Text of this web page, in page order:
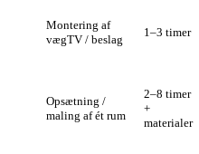
Montering af
vægTV / beslag
1–3 timer
Opsætning /
maling af ét rum
2–8 timer
+
materialer